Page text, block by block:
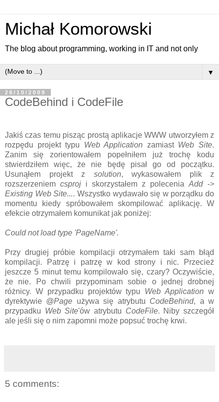
Michał Komorowski
The blog about programming, working in IT and not only
▼
26/10/2009
CodeBehind i CodeFile
Jakiś czas temu pisząc prostą aplikacje WWW utworzyłem z
rozpędu projekt typu Web Application zamiast Web Site.
Zanim się zorientowałem popełniłem już trochę kodu
stwierdziłem więc, że nie będę pisał go od początku.
Usunąłem projekt z solution, wykasowałem plik z
rozszerzeniem csproj i skorzystałem z polecenia Add ->
Existing Web Site.... Wszystko wydawało się w porządku do
momentu kiedy spróbowałem skompilować aplikację. W
efekcie otrzymałem komunikat jak poniżej:
Could not load type 'PageName'.
Przy drugiej próbie kompilacji otrzymałem taki sam błąd
kompilacji. Patrzę i patrzę w kod strony i nic. Przecież
jeszcze 5 minut temu kompilowało się, czary? Oczywiście,
że nie. Po chwili przypominam sobie o jednej drobnej
różnicy. W przypadku projektów typu Web Application w
dyrektywie @Page używa się atrybutu CodeBehind, a w
przypadku Web Site'ów atrybutu CodeFile. Niby szczegół
ale jeśli się o nim zapomni może popsuć trochę krwi.
5 comments: